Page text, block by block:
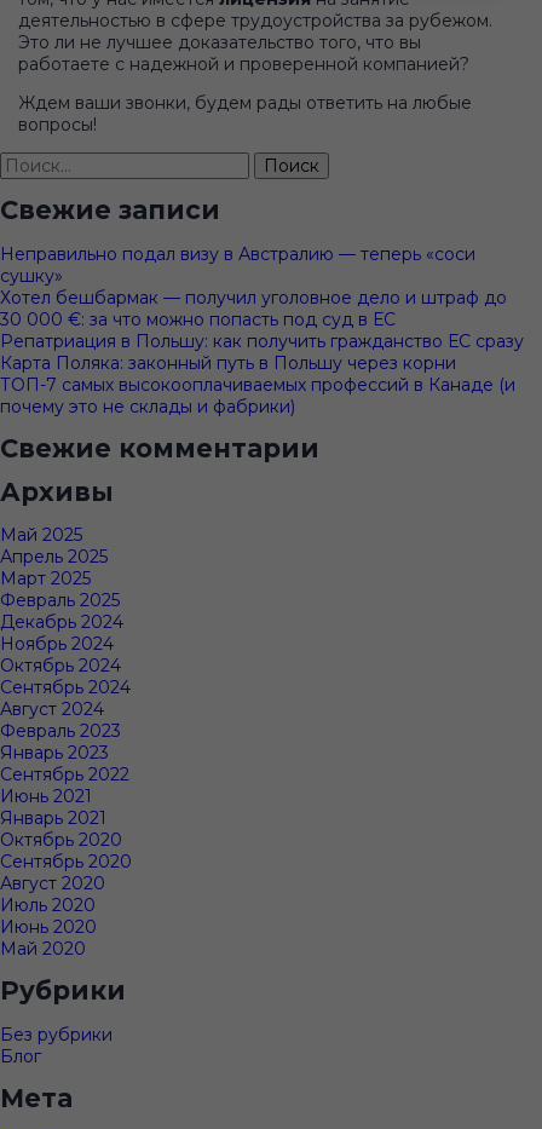
деятельностью в сфере трудоустройства за рубежом.
Это ли не лучшее доказательство того, что вы
работаете с надежной и проверенной компанией?
Ждем ваши звонки, будем рады ответить на любые
вопросы!
Найти:
Свежие записи
Неправильно подал визу в Австралию — теперь «соси
сушку»
Хотел бешбармак — получил уголовное дело и штраф до
30 000 €: за что можно попасть под суд в ЕС
Репатриация в Польшу: как получить гражданство ЕС сразу
Карта Поляка: законный путь в Польшу через корни
ТОП-7 самых высокооплачиваемых профессий в Канаде (и
почему это не склады и фабрики)
Свежие комментарии
Архивы
Май 2025
Апрель 2025
Март 2025
Февраль 2025
Декабрь 2024
Ноябрь 2024
Октябрь 2024
Сентябрь 2024
Август 2024
Февраль 2023
Январь 2023
Сентябрь 2022
Июнь 2021
Январь 2021
Октябрь 2020
Сентябрь 2020
Август 2020
Июль 2020
Июнь 2020
Май 2020
Рубрики
Без рубрики
Блог
Мета